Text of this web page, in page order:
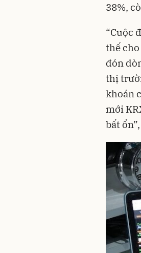
38%,
“Cuộc
thế
đón
thị
khoán
mới
bất